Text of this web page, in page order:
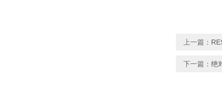
上一篇：
下一篇： 绝